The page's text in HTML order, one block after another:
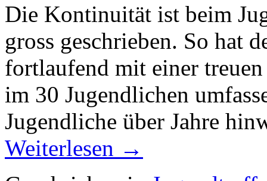
Die Kontinuität ist beim
gross geschrieben. So hat
fortlaufend mit einer
im 30 Jugendlichen
Jugendliche über Jahre
Weiterlesen →